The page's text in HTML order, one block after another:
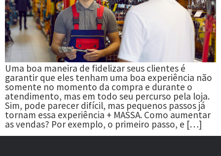
Uma boa maneira de fidelizar seus clientes é
garantir que eles tenham uma boa experiência não
somente no momento da compra e durante o
atendimento, mas em todo seu percurso pela loja.
Sim, pode parecer difícil, mas pequenos passos já
tornam essa experiência + MASSA. Como aumentar
as vendas? Por exemplo, o primeiro passo, e […]